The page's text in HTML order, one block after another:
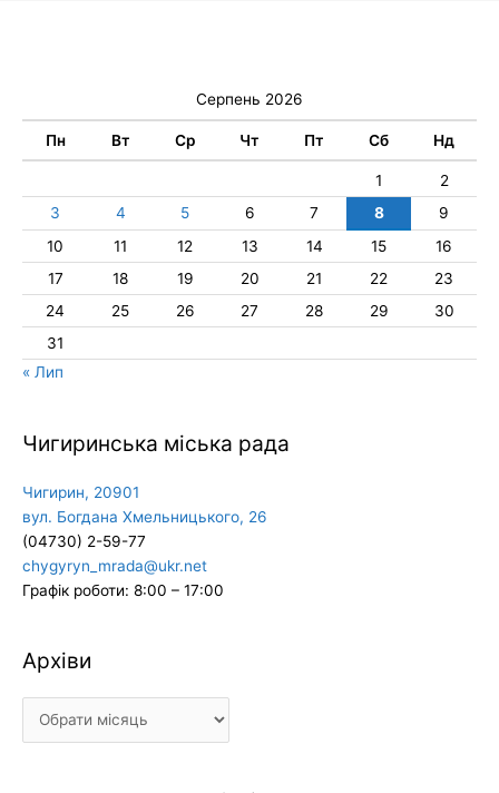
Серпень 2026
Пн Вт Ср Чт Пт Сб Нд
1
2
3
4 5 6 7 8
9
10
11 12 13 14 15
16
17
18 19 20 21 22
23
24
25 26 27 28 29
30
31
« Лип
Чигиринська міська рада
Чигирин, 20901
вул. Богдана Хмельницького, 26
(04730) 2-59-77
chygyryn_mrada@ukr.net
Графік роботи: 8:00 – 17:00
Архіви
Архіви